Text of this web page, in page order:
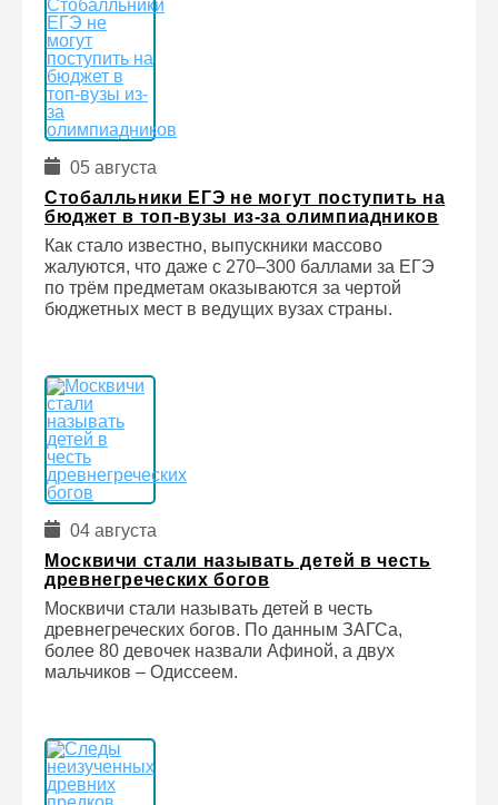
05 августа
Стобалльники ЕГЭ не могут поступить на
бюджет в топ-вузы из-за олимпиадников
Как стало известно, выпускники массово
жалуются, что даже с 270–300 баллами за ЕГЭ
по трём предметам оказываются за чертой
бюджетных мест в ведущих вузах страны.
04 августа
Москвичи стали называть детей в честь
древнегреческих богов
Москвичи стали называть детей в честь
древнегреческих богов. По данным ЗАГСа,
более 80 девочек назвали Афиной, а двух
мальчиков – Одиссеем.